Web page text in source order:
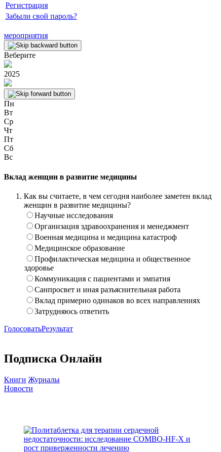
Регистрация
Забыли свой пароль?
мероприятия
Веберите
2025
Пн
Вт
Ср
Чт
Пт
Сб
Вс
Вклад женщин в развитие медицины
Как вы считаете, в чем сегодня наиболее заметен вклад
женщин в развитие медицины?
Научные исследования
Организация здравоохранения и менеджмент
Военная медицина и медицина катастроф
Медицинское образование
Профилактическая медицина и общественное
здоровье
Коммуникация с пациентами и эмпатия
Санпросвет и иная разъяснительная работа
Вклад примерно одинаков во всех направлениях
Затрудняюсь ответить
ГолосоватьРезультат
Подписка Онлайн
Книги Журналы
Новости